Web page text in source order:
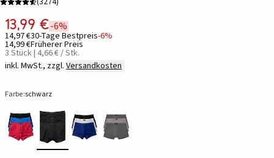
13,99 €-6%
14,97 €30-Tage Bestpreis-6%
14,99 €Früherer Preis
3 Stück | 4,66 € / Stk.
inkl. MwSt., zzgl. Versandkosten
Farbe:schwarz